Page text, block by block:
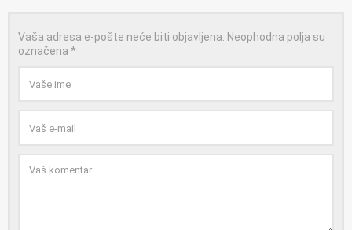
Vaša adresa e-pošte neće biti objavljena. Neophodna polja su
označena *